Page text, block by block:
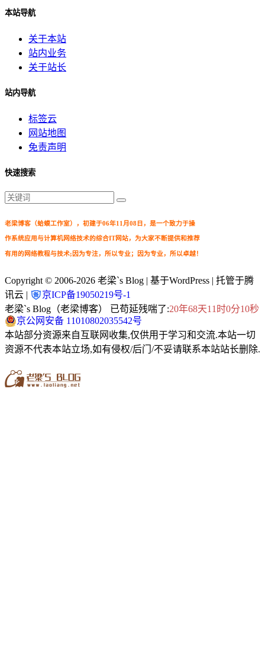
本站导航
关于本站
站内业务
关于站长
站内导航
标签云
网站地图
免责声明
快速搜索
老梁博客（蛤蟆工作室），初建于06年11月08日，是一个致力于操
作系统应用与计算机网络技术的综合IT网站，为大家不断提供和推荐
有用的网络教程与技术;因为专注，所以专业；因为专业，所以卓越！
Copyright © 2006-2026 老梁`s Blog | 基于WordPress | 托管于腾
讯云 |
京ICP备19050219号-1
老梁`s Blog（老梁博客） 已苟延残喘了:20年68天11时0分10秒
京公网安备 11010802035542号
本站部分资源来自互联网收集,仅供用于学习和交流.本站一切
资源不代表本站立场,如有侵权/后门/不妥请联系本站站长删除.